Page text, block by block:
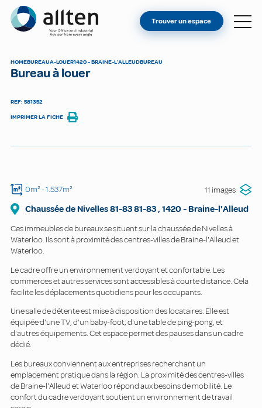
Allten
TROUVER UN ESPACE
Trouver un espace
HOMEBUREAUA-LOUER1420 - BRAINE-L'ALLEUDBUREAU
Bureau à louer
REF: 581352
IMPRIMER LA FICHE
0m²- 1.537m² 11 images
Chaussée de Nivelles 81-8381-83, 1420 -Braine-l'Alleud
Ces immeubles de bureaux se situent sur la chaussée de Nivelles à
Waterloo. Ils sont à proximité des centres-villes de Braine-l'Alleud et
Waterloo.
Le cadre offre un environnement verdoyant et confortable. Les
commerces et autres services sont accessibles à courte distance. Cela
facilite les déplacements quotidiens pour les occupants.
Une salle de détente est mise à disposition des locataires. Elle est
équipée d'une TV, d'un baby-foot, d'une table de ping-pong, et
d'autres équipements. Cet espace permet des pauses dans un cadre
dédié.
Les bureaux conviennent aux entreprises recherchant un
emplacement pratique dans la région. La proximité des centres-villes
de Braine-l'Alleud et Waterloo répond aux besoins de mobilité. Le
confort du cadre verdoyant soutient un environnement de travail